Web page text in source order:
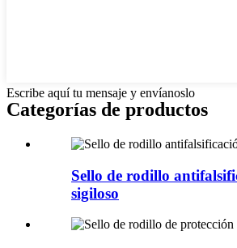
Escribe aquí tu mensaje y envíanoslo
Categorías de productos
Sello de rodillo
sigiloso